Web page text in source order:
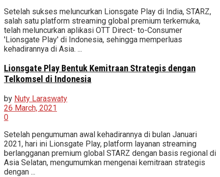
Setelah sukses meluncurkan Lionsgate Play di India, STARZ,
salah satu platform streaming global premium terkemuka,
telah meluncurkan aplikasi OTT Direct- to-Consumer
'Lionsgate Play' di Indonesia, sehingga memperluas
kehadirannya di Asia. ...
Lionsgate Play Bentuk Kemitraan Strategis dengan
Telkomsel di Indonesia
by Nuty Laraswaty
26 March, 2021
0
Setelah pengumuman awal kehadirannya di bulan Januari
2021, hari ini Lionsgate Play, platform layanan streaming
berlangganan premium global STARZ dengan basis regional di
Asia Selatan, mengumumkan mengenai kemitraan strategis
dengan ...